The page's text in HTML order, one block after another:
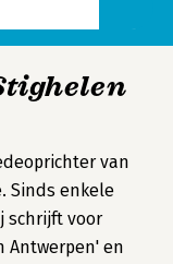
van
Sinds enkele
schrijft voor
Antwerpen' en